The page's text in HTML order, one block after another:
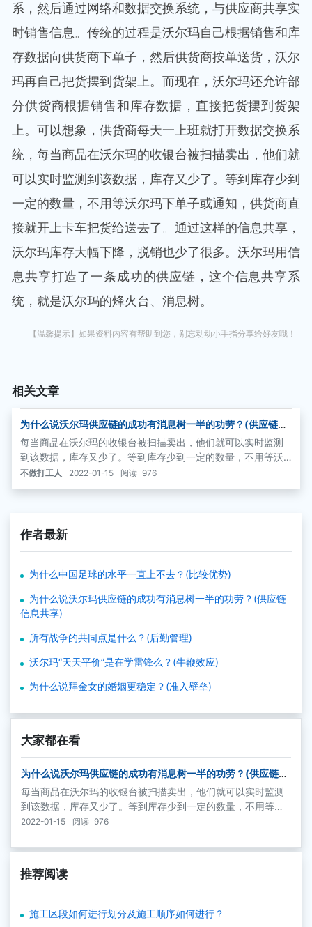
系，然后通过网络和数据交换系统，与供应商共享实
时销售信息。传统的过程是沃尔玛自己根据销售和库
存数据向供货商下单子，然后供货商按单送货，沃尔
玛再自己把货摆到货架上。而现在，沃尔玛还允许部
分供货商根据销售和库存数据，直接把货摆到货架
上。可以想象，供货商每天一上班就打开数据交换系
统，每当商品在沃尔玛的收银台被扫描卖出，他们就
可以实时监测到该数据，库存又少了。等到库存少到
一定的数量，不用等沃尔玛下单子或通知，供货商直
接就开上卡车把货给送去了。通过这样的信息共享，
沃尔玛库存大幅下降，脱销也少了很多。沃尔玛用信
息共享打造了一条成功的供应链，这个信息共享系
统，就是沃尔玛的烽火台、消息树。
【温馨提示】如果资料内容有帮助到您，别忘动动小手指分享给好友哦！
相关文章
为什么说沃尔玛供应链的成功有消息树一半的功劳？(供应链信
息共享)
每当商品在沃尔玛的收银台被扫描卖出，他们就可以实时监测
到该数据，库存又少了。等到库存少到一定的数量，不用等沃
尔玛下单子或通知，供货商直接就开上卡车把货给送去了。通
过这样的信息共享，沃尔玛库存大幅下降，脱销也少了很多。
不做打工人 2022-01-15 阅读 976
作者最新
为什么中国足球的水平一直上不去？(比较优势)
为什么说沃尔玛供应链的成功有消息树一半的功劳？(供应链
信息共享)
所有战争的共同点是什么？(后勤管理)
沃尔玛“天天平价”是在学雷锋么？(牛鞭效应)
为什么说拜金女的婚姻更稳定？(准入壁垒)
大家都在看
为什么说沃尔玛供应链的成功有消息树一半的功劳？(供应链信
息共享)
每当商品在沃尔玛的收银台被扫描卖出，他们就可以实时监测
到该数据，库存又少了。等到库存少到一定的数量，不用等沃
尔玛下单子或通知，供货商直接就开上卡车把货给送去了。通
2022-01-15 阅读 976
推荐阅读
施工区段如何进行划分及施工顺序如何进行？